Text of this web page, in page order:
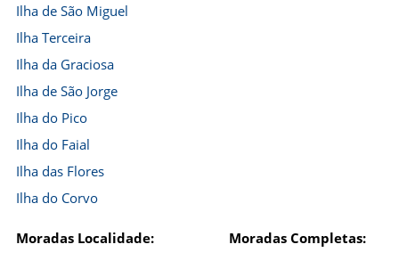
Ilha de São Miguel
Ilha Terceira
Ilha da Graciosa
Ilha de São Jorge
Ilha do Pico
Ilha do Faial
Ilha das Flores
Ilha do Corvo
Moradas Localidade: Moradas Completas: